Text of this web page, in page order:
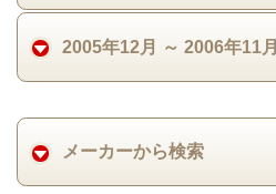
2005年12月 ～ 2006年11月
メーカーから検索